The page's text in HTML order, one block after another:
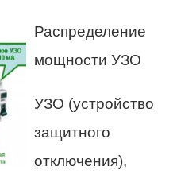
Распределение
мощности УЗО
УЗО (устройство
защитного
отключения),